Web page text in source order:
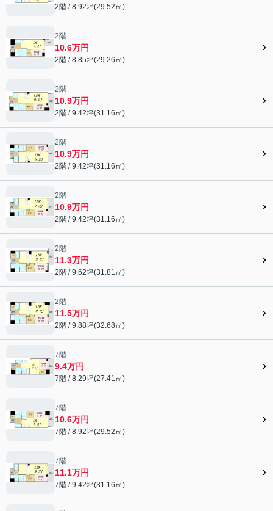
2階 / 8.92坪(29.52㎡)
2階
10.6万円
2階 / 8.85坪(29.26㎡)
2階
10.9万円
2階 / 9.42坪(31.16㎡)
2階
10.9万円
2階 / 9.42坪(31.16㎡)
2階
10.9万円
2階 / 9.42坪(31.16㎡)
2階
11.3万円
2階 / 9.62坪(31.81㎡)
2階
11.5万円
2階 / 9.88坪(32.68㎡)
7階
9.4万円
7階 / 8.29坪(27.41㎡)
7階
10.6万円
7階 / 8.92坪(29.52㎡)
7階
11.1万円
7階 / 9.42坪(31.16㎡)